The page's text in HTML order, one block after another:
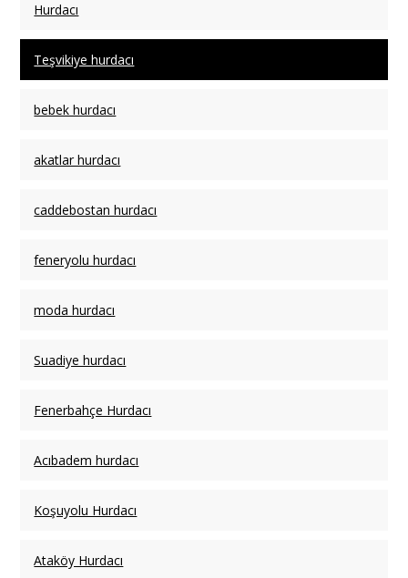
Hurdacı
Teşvikiye hurdacı
bebek hurdacı
akatlar hurdacı
caddebostan hurdacı
feneryolu hurdacı
moda hurdacı
Suadiye hurdacı
Fenerbahçe Hurdacı
Acıbadem hurdacı
Koşuyolu Hurdacı
Ataköy Hurdacı